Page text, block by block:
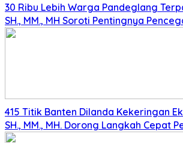
30 Ribu Lebih Warga Pandeglang
SH., MM., MH Soroti Pentingnya
415 Titik Banten Dilanda Kekeringan
SH., MM., MH. Dorong Langkah Cepat